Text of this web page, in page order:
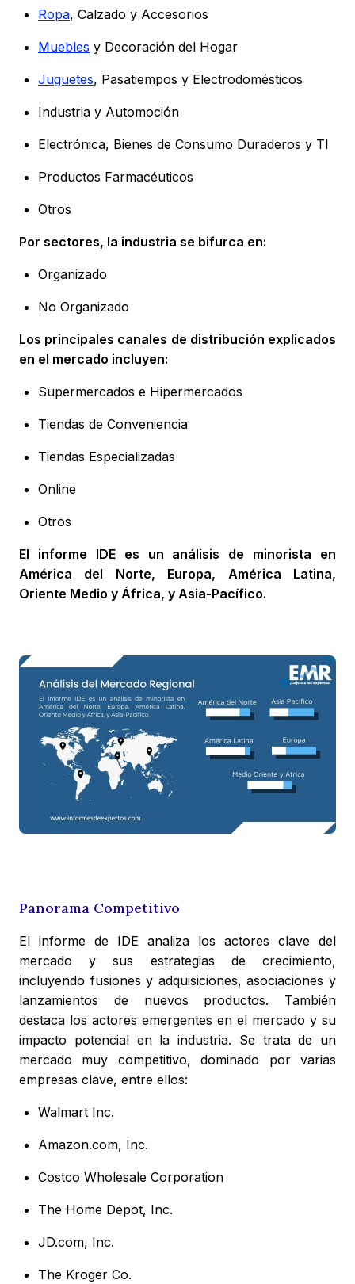
Ropa, Calzado y Accesorios
Muebles y Decoración del Hogar
Juguetes, Pasatiempos y Electrodomésticos
Industria y Automoción
Electrónica, Bienes de Consumo Duraderos y TI
Productos Farmacéuticos
Otros
Por sectores, la industria se bifurca en:
Organizado
No Organizado
Los principales canales de distribución explicados
en el mercado incluyen:
Supermercados e Hipermercados
Tiendas de Conveniencia
Tiendas Especializadas
Online
Otros
El informe IDE es un análisis de minorista en
América del Norte, Europa, América Latina,
Oriente Medio y África, y Asia-Pacífico.
Panorama Competitivo
El informe de IDE analiza los actores clave del
mercado y sus estrategias de crecimiento,
incluyendo fusiones y adquisiciones, asociaciones y
lanzamientos de nuevos productos. También
destaca los actores emergentes en el mercado y su
impacto potencial en la industria. Se trata de un
mercado muy competitivo, dominado por varias
empresas clave, entre ellos:
Walmart Inc.
Amazon.com, Inc.
Costco Wholesale Corporation
The Home Depot, Inc.
JD.com, Inc.
The Kroger Co.